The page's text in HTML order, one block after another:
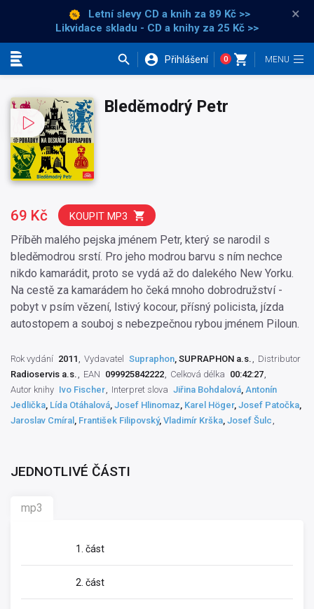
Letní slevy CD a knih za 89 Kč >>
Likvidace skladu - CD a knihy za 25 Kč >>
×
Přihlášení 0
Bleděmodrý Petr
Příběh malého pejska jménem Petr, který se narodil s
bleděmodrou srstí. Pro jeho modrou barvu s ním nechce
nikdo kamarádit, proto se vydá až do dalekého New Yorku.
Na cestě za kamarádem ho čeká mnoho dobrodružství -
pobyt v psím vězení, lstivý kocour, přísný policista, jízda
autostopem a souboj s nebezpečnou rybou jménem Piloun.
69 Kč KOUPIT MP3
Rok vydání 2011 Vydavatel Supraphon, SUPRAPHON a.s.
Distributor
Radioservis a.s.
EAN 099925842222 Celková délka 00:42:27
Autor knihy Ivo Fischer Interpret slova Jiřina Bohdalová, Antonín
Jedlička, Lída Otáhalová, Josef Hlinomaz, Karel Höger, Josef Patočka,
Jaroslav Cmíral , František Filipovský, Vladimír Krška, Josef Šulc
JEDNOTLIVÉ ČÁSTI
mp3
1. část
2. část